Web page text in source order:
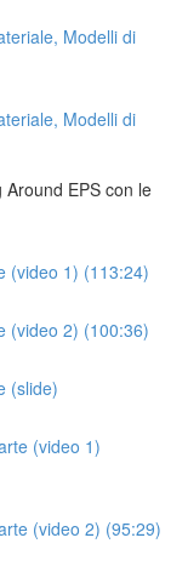
Modelli di
Modelli di
EPS con le
(video 1) (113:24)
(video 2) (100:36)
(slide)
(video 1)
(video 2) (95:29)